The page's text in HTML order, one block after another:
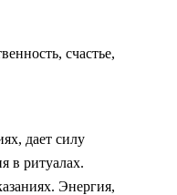
счастье,
дает силу
в ритуалах.
Энергия,